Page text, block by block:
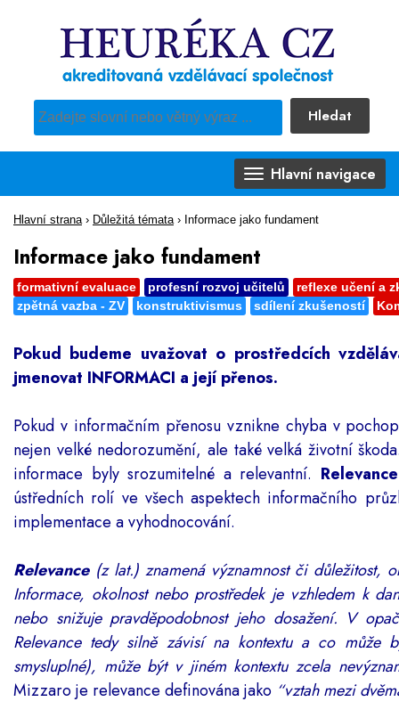
Hledat
Pro vyhledávání obsahu webu použijte předdefinovaný výběr
Hlavní navigace
Hlavní strana › Důležitá témata › Informace jako fundament
Informace jako fundament
formativní evaluace profesní rozvoj učitelů
reflexe učení a
zpětná vazba - ZV
konstruktivismus sdílení zkušeností
Pokud budeme uvažovat o prostředcích
jmenovat INFORMACI a její přenos.
Pokud v informačním přenosu vznikne chyba v
nejen velké nedorozumění, ale také velká životní
informace byly srozumitelné a relevantní. Relevance
ústředních rolí ve všech aspektech informačního
implementace a vyhodnocování.
Relevance(z lat.) znamená významnost či důležitost,
Informace, okolnost nebo prostředek je vzhledem k
nebo snižuje pravděpodobnost jeho dosažení. V
Relevance tedy silně závisí na kontextu a co může
smysluplné), může být v jiném kontextu zcela
Mizzaroje relevance definována jako “vztah mezi